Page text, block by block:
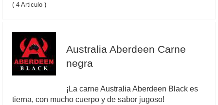
( 4 Articulo )
Australia Aberdeen Carne
negra
¡La carne Australia Aberdeen Black es
tierna, con mucho cuerpo y de sabor jugoso!